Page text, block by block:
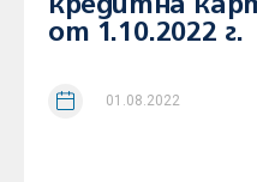
кредитна
от 1.10.2022 г.
01.08.2022